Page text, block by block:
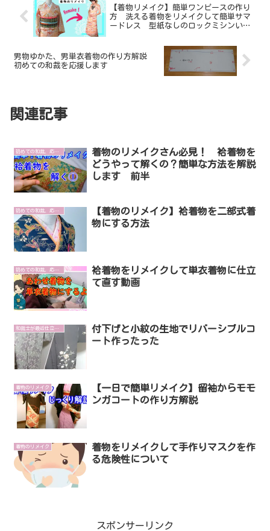
【着物リメイク】簡単ワンピースの作り
方 洗える着物をリメイクして簡単サマ
ードレス 型紙なしのロックミシンいら
男物ゆかた、男単衣着物の作り方解説
初めての和裁を応援します
関連記事
初めての和裁、応援します ～仕立て方解説～
着物のリメイクさん必見！ 袷着物を
どうやって解くの？簡単な方法を解説
します 前半
初めての和裁、応援します ～仕立て方解説～
【着物のリメイク】袷着物を二部式着
物にする方法
初めての和裁、応援します ～仕立て方解説～
袷着物をリメイクして単衣着物に仕立
て直す動画
和裁士が最近仕立てたものを紹介します
付下げと小紋の生地でリバーシブルコ
ート作ったった
着物のリメイク
【一日で簡単リメイク】留袖からモモ
ンガコートの作り方解説
着物のリメイク
着物をリメイクして手作りマスクを作
る危険性について
スポンサーリンク